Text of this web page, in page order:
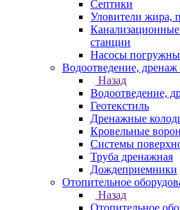
Септики
Уловители жира,
станции
Насосы
Водоотведение, дренаж
Назад
Водоотведение,
Геотекстиль
Дренажные
Кровельные
Системы
Труба дренажная
Дождеприемники
Отопительное
Назад
Отопительное